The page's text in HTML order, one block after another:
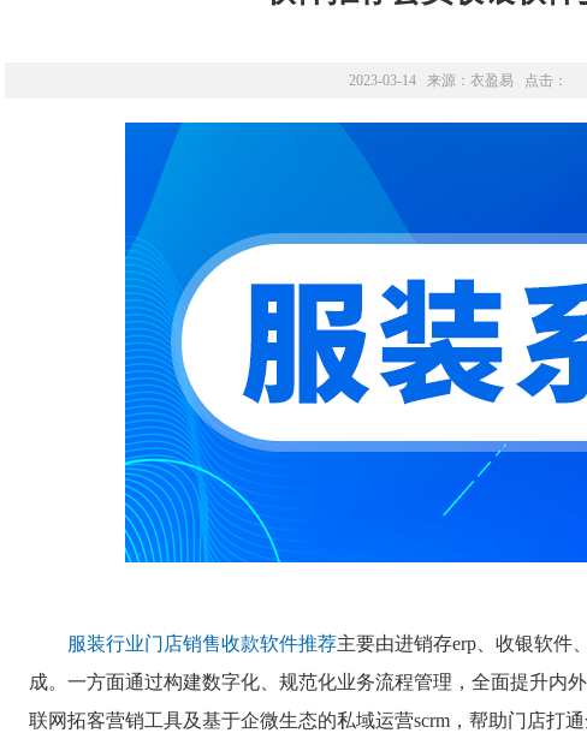
2023-03-14 来源： 衣盈易 点击：
服装行业门店销售收款软件推荐主要由进销存erp、收银软件
成。一方面通过构建数字化、规范化业务流程管理，全面提升内
联网拓客营销工具及基于企微生态的私域运营scrm，帮助门店打